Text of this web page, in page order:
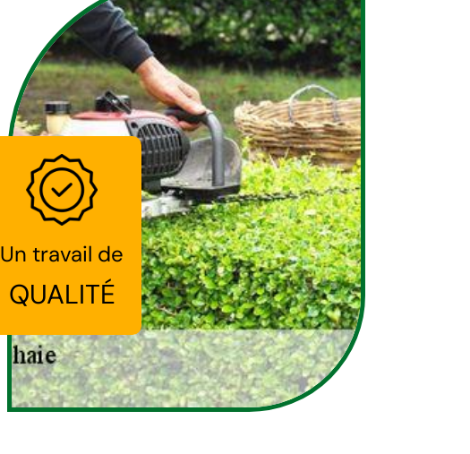
Un travail de
QUALITÉ